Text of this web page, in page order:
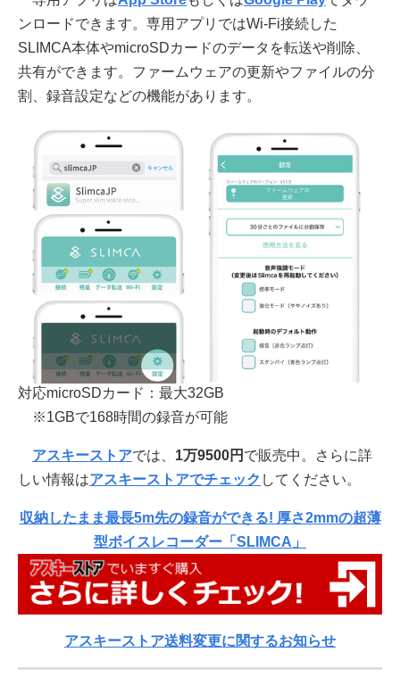
ンロードできます。専用アプリではWi-Fi接続した
SLIMCA本体やmicroSDカードのデータを転送や削除、
共有ができます。ファームウェアの更新やファイルの分
割、録音設定などの機能があります。
対応microSDカード：最大32GB
※1GBで168時間の録音が可能
アスキーストアでは、 1万9500円 で販売中。さらに詳
しい情報はアスキーストアでチェック してください。
収納したまま最長5m先の録音ができる! 厚さ2mmの超薄
型ボイスレコーダー「SLIMCA」
アスキーストア送料変更に関するお知らせ